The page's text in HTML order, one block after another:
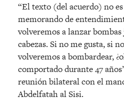
“El texto (del acuerdo) no
memorando de
volveremos a lanzar
cabezas. Si no me gusta, si
volveremos a bombardear,
comportado durante 47
reunión bilateral con el
Abdelfatah al Sisi.